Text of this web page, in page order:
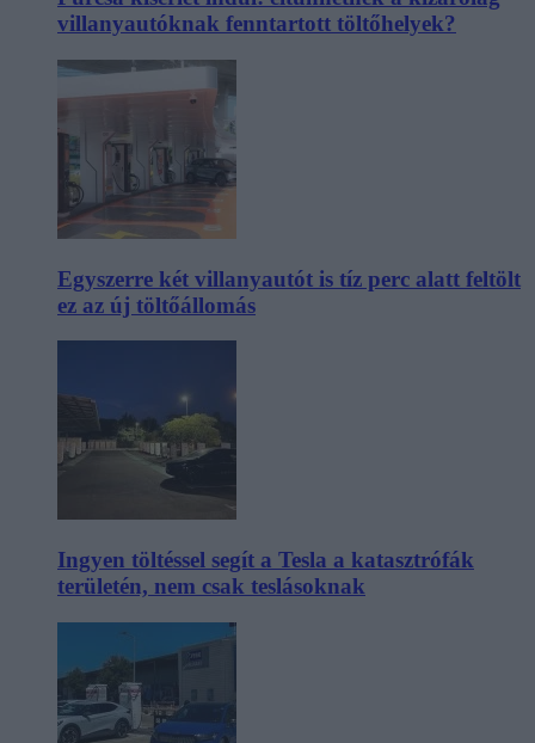
villanyautóknak fenntartott töltőhelyek?
Egyszerre két villanyautót is tíz perc alatt feltölt
ez az új töltőállomás
Ingyen töltéssel segít a Tesla a katasztrófák
területén, nem csak teslásoknak